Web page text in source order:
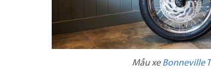
Mẫu xeBonneville